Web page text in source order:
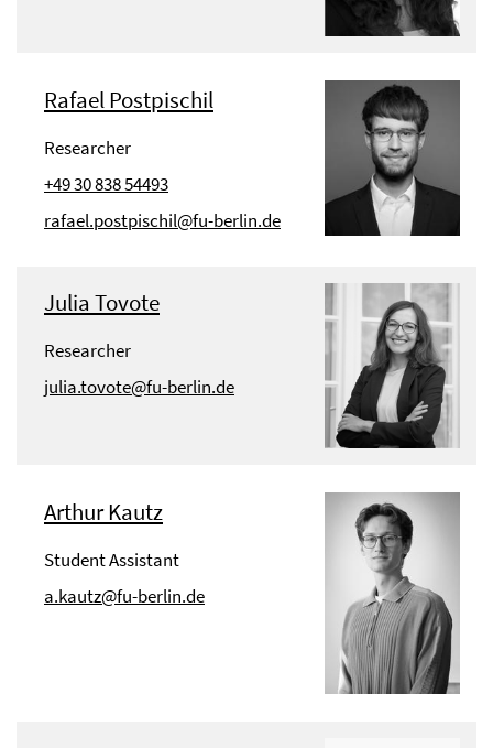
Rafael Postpischil
Researcher
+49 30 838 54493
rafael.postpischil@fu-berlin.de
Julia Tovote
Researcher
julia.tovote@fu-berlin.de
Arthur Kautz
Student Assistant
a.kautz@fu-berlin.de